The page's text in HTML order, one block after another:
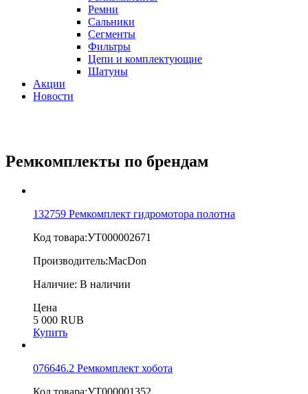
Ремни
Сальники
Сегменты
Фильтры
Цепи и комплектующие
Шатуны
Акции
Новости
Ремкомплекты по брендам
132759 Ремкомплект гидромотора полотна
Код товара:УТ000002671
Производитель:MacDon
Наличие: В наличии
Цена
5 000 RUB
Купить
076646.2 Ремкомплект хобота
Код товара:УТ000001352